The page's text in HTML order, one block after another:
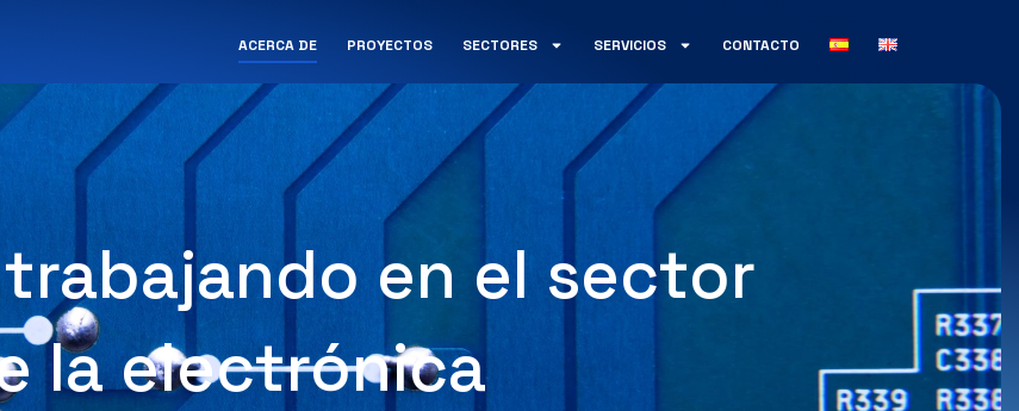
ACERCA DE PROYECTOS SECTORES SERVICIOS CONTACTO
en el sector
la electrónica